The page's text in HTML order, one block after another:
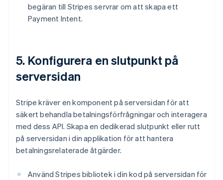
begäran till Stripes servrar om att skapa ett
Payment Intent.
5. Konfigurera en slutpunkt på
serversidan
Stripe kräver en komponent på serversidan för att
säkert behandla betalningsförfrågningar och interagera
med dess API. Skapa en dedikerad slutpunkt eller rutt
på serversidan i din applikation för att hantera
betalningsrelaterade åtgärder.
Använd Stripes bibliotek i din kod på serversidan för